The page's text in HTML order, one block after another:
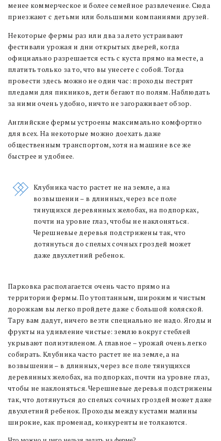
менее коммерческое и более семейное развлечение. Сюда
приезжают с детьми или большими компаниями друзей.
Некоторые фермы раз или два за лето устраивают
фестивали урожая и дни открытых дверей, когда
официально разрешается есть с куста прямо на месте, а
платить только за то, что вы унесете с собой. Тогда
провести здесь можно не один час: проходы пестрят
пледами для пикников, дети бегают по полям. Наблюдать
за ними очень удобно, ничто не загораживает обзор.
Английские фермы устроены максимально комфортно
для всех. На некоторые можно доехать даже
общественным транспортом, хотя на машине все же
быстрее и удобнее.
Клубника часто растет не на земле, а на
возвышении – в длинных, через все поле
тянущихся деревянных желобах, на подпорках,
почти на уровне глаз, чтобы не наклоняться.
Черешневые деревья подстрижены так, что
дотянуться до спелых сочных гроздей может
даже двухлетний ребенок.
Парковка располагается очень часто прямо на
территории фермы. По утоптанным, широким и чистым
дорожкам вы легко пройдете даже с большой коляской.
Тару вам дадут, ничего везти специально не надо. Ягоды и
фрукты на удивление чистые: землю вокруг стеблей
укрывают полиэтиленом. А главное – урожай очень легко
собирать. Клубника часто растет не на земле, а на
возвышении – в длинных, через все поле тянущихся
деревянных желобах, на подпорках, почти на уровне глаз,
чтобы не наклоняться. Черешневые деревья подстрижены
так, что дотянуться до спелых сочных гроздей может даже
двухлетний ребенок. Проходы между кустами малины
широкие, как променад, конкуренты не толкаются.